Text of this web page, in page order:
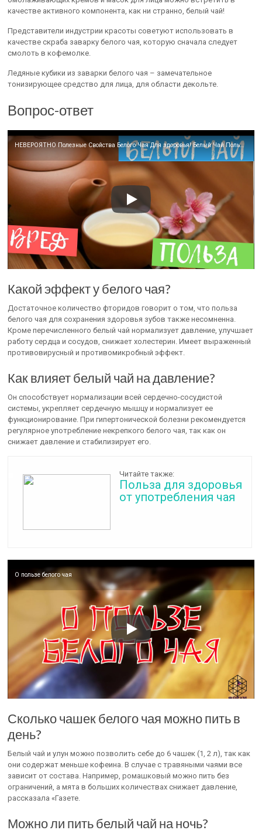
качестве активного компонента, как ни странно, белый чай!
Представители индустрии красоты советуют использовать в
качестве скраба заварку белого чая, которую сначала следует
смолоть в кофемолке.
Ледяные кубики из заварки белого чая – замечательное
тонизирующее средство для лица, для области декольте.
Вопрос-ответ
НЕВЕРОЯТНО Полезные Свойства Белого Чая Для здоровья! Белый Чай Польза или Вред
Какой эффект у белого чая?
Достаточное количество фторидов говорит о том, что польза
белого чая для сохранения здоровья зубов также несомненна.
Кроме перечисленного белый чай нормализует давление, улучшает
работу сердца и сосудов, снижает холестерин. Имеет выраженный
противовирусный и противомикробный эффект.
Как влияет белый чай на давление?
Он способствует нормализации всей сердечно-сосудистой
системы, укрепляет сердечную мышцу и нормализует ее
функционирование. При гипертонической болезни рекомендуется
регулярное употребление некрепкого белого чая, так как он
снижает давление и стабилизирует его.
Читайте также:
Польза для здоровья
от употребления чая
О пользе белого чая
Сколько чашек белого чая можно пить в
день?
Белый чай и улун можно позволить себе до 6 чашек (1, 2 л), так как
они содержат меньше кофеина. В случае с травяными чаями все
зависит от состава. Например, ромашковый можно пить без
ограничений, а мята в больших количествах снижает давление,
рассказала «Газете.
Можно ли пить белый чай на ночь?